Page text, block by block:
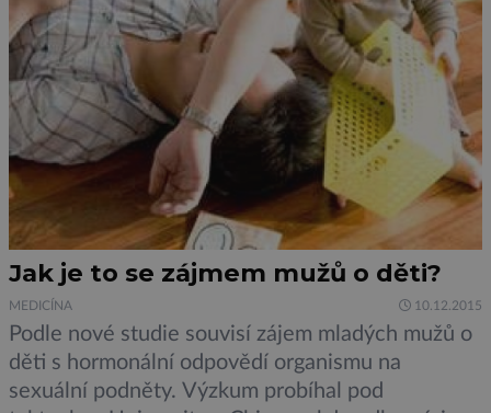
Jak je to se zájmem mužů o děti?
MEDICÍNA 10.12.2015
Podle nové studie souvisí zájem mladých mužů o
děti s hormonální odpovědí organismu na
sexuální podněty. Výzkum probíhal pod